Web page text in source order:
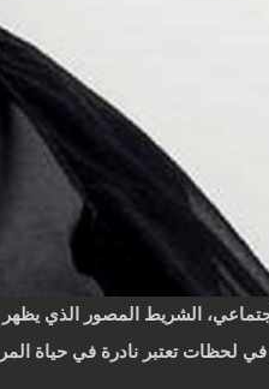
الشريط المصور الذي يظهر
لحظات تعتبر نادرة في حياة